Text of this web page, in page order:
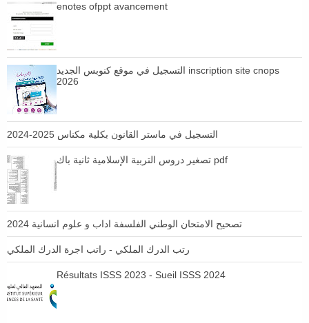
enotes ofppt avancement
التسجيل في موقع كنوبس الجديد inscription site cnops
2026
التسجيل في ماستر القانون بكلية مكناس 2025-2024
تصغير دروس التربية الإسلامية ثانية باك pdf
تصحيح الامتحان الوطني الفلسفة اداب و علوم انسانية 2024
رتب الدرك الملكي - راتب اجرة الدرك الملكي
Résultats ISSS 2023 - Sueil ISSS 2024